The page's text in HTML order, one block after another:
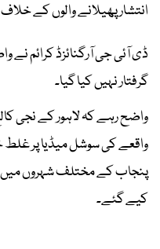
انتشار پھیلانے والوں کے
ڈی آئی جی آرگنائزڈ کرائم
گرفتار نہیں کیا گیا۔
واضح رہے کہ لاہور کے نجی
واقعے کی سوشل میڈیا پر
پنجاب کے مختلف شہروں
کیے گئے۔